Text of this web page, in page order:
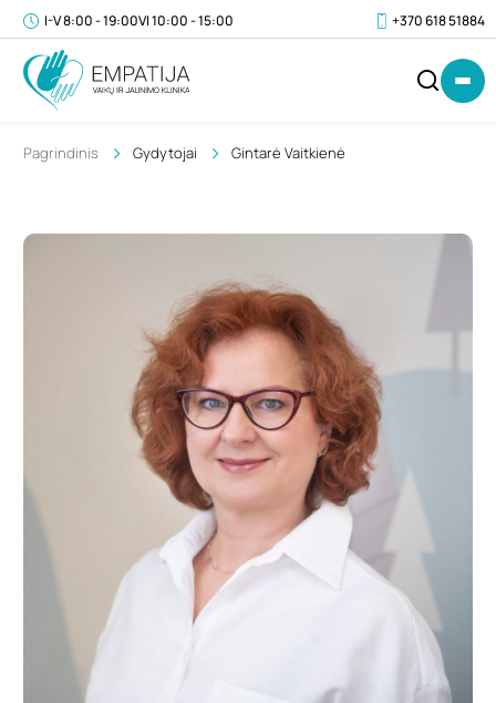
I-V 8:00 - 19:00VI 10:00 - 15:00 +370 618 51884
PVM)
Pagrindinis Gydytojai Gintarė Vaitkienė